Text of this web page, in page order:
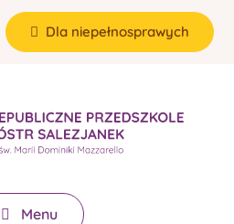
Dla niepełnosprawych
Menu